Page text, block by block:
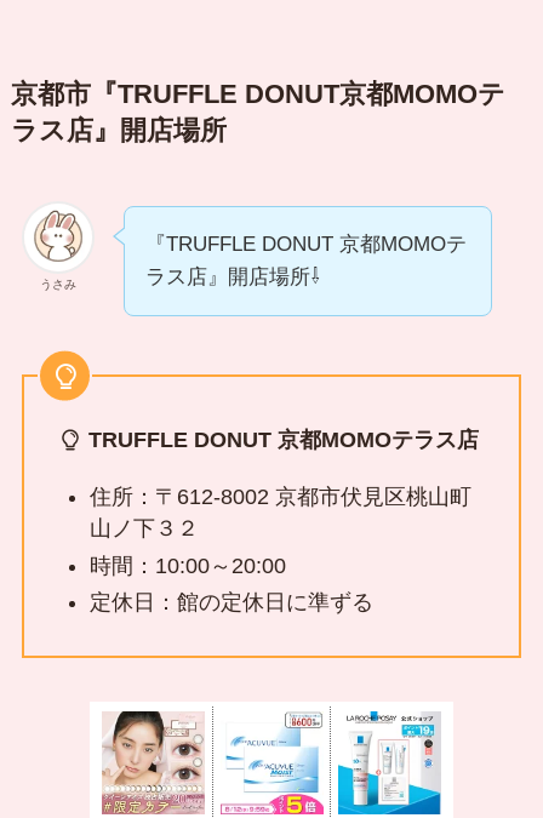
京都市『TRUFFLE DONUT京都MOMOテ
ラス店』開店場所
うさみ
『TRUFFLE DONUT 京都MOMOテ
ラス店』開店場所⇩
TRUFFLE DONUT 京都MOMOテラス店
住所：〒612-8002 京都市伏見区桃山町
山ノ下３２
時間：10:00～20:00
定休日：館の定休日に準ずる